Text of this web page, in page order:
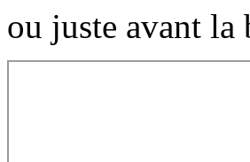
ou juste avant la